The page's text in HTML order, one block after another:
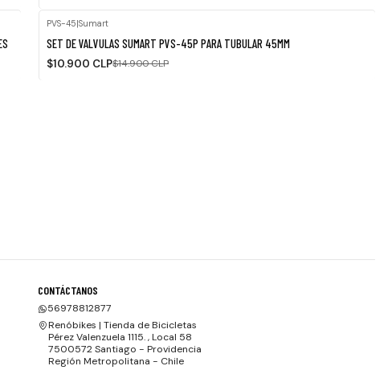
-27%
OFF
PVS-45|Sumart
SET DE VALVULAS SUMART PVS-45P PARA TUBULAR 45MM
$10.900 CLP$14.900 CLP
CONTÁCTANOS
56978812877
Renóbikes | Tienda de Bicicletas
Pérez Valenzuela 1115. , Local 58
7500572 Santiago - Providencia
Región Metropolitana - Chile